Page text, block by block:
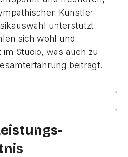
Künstler
unterstützt
sich wohl und
im Studio, was auch zu
beiträgt.